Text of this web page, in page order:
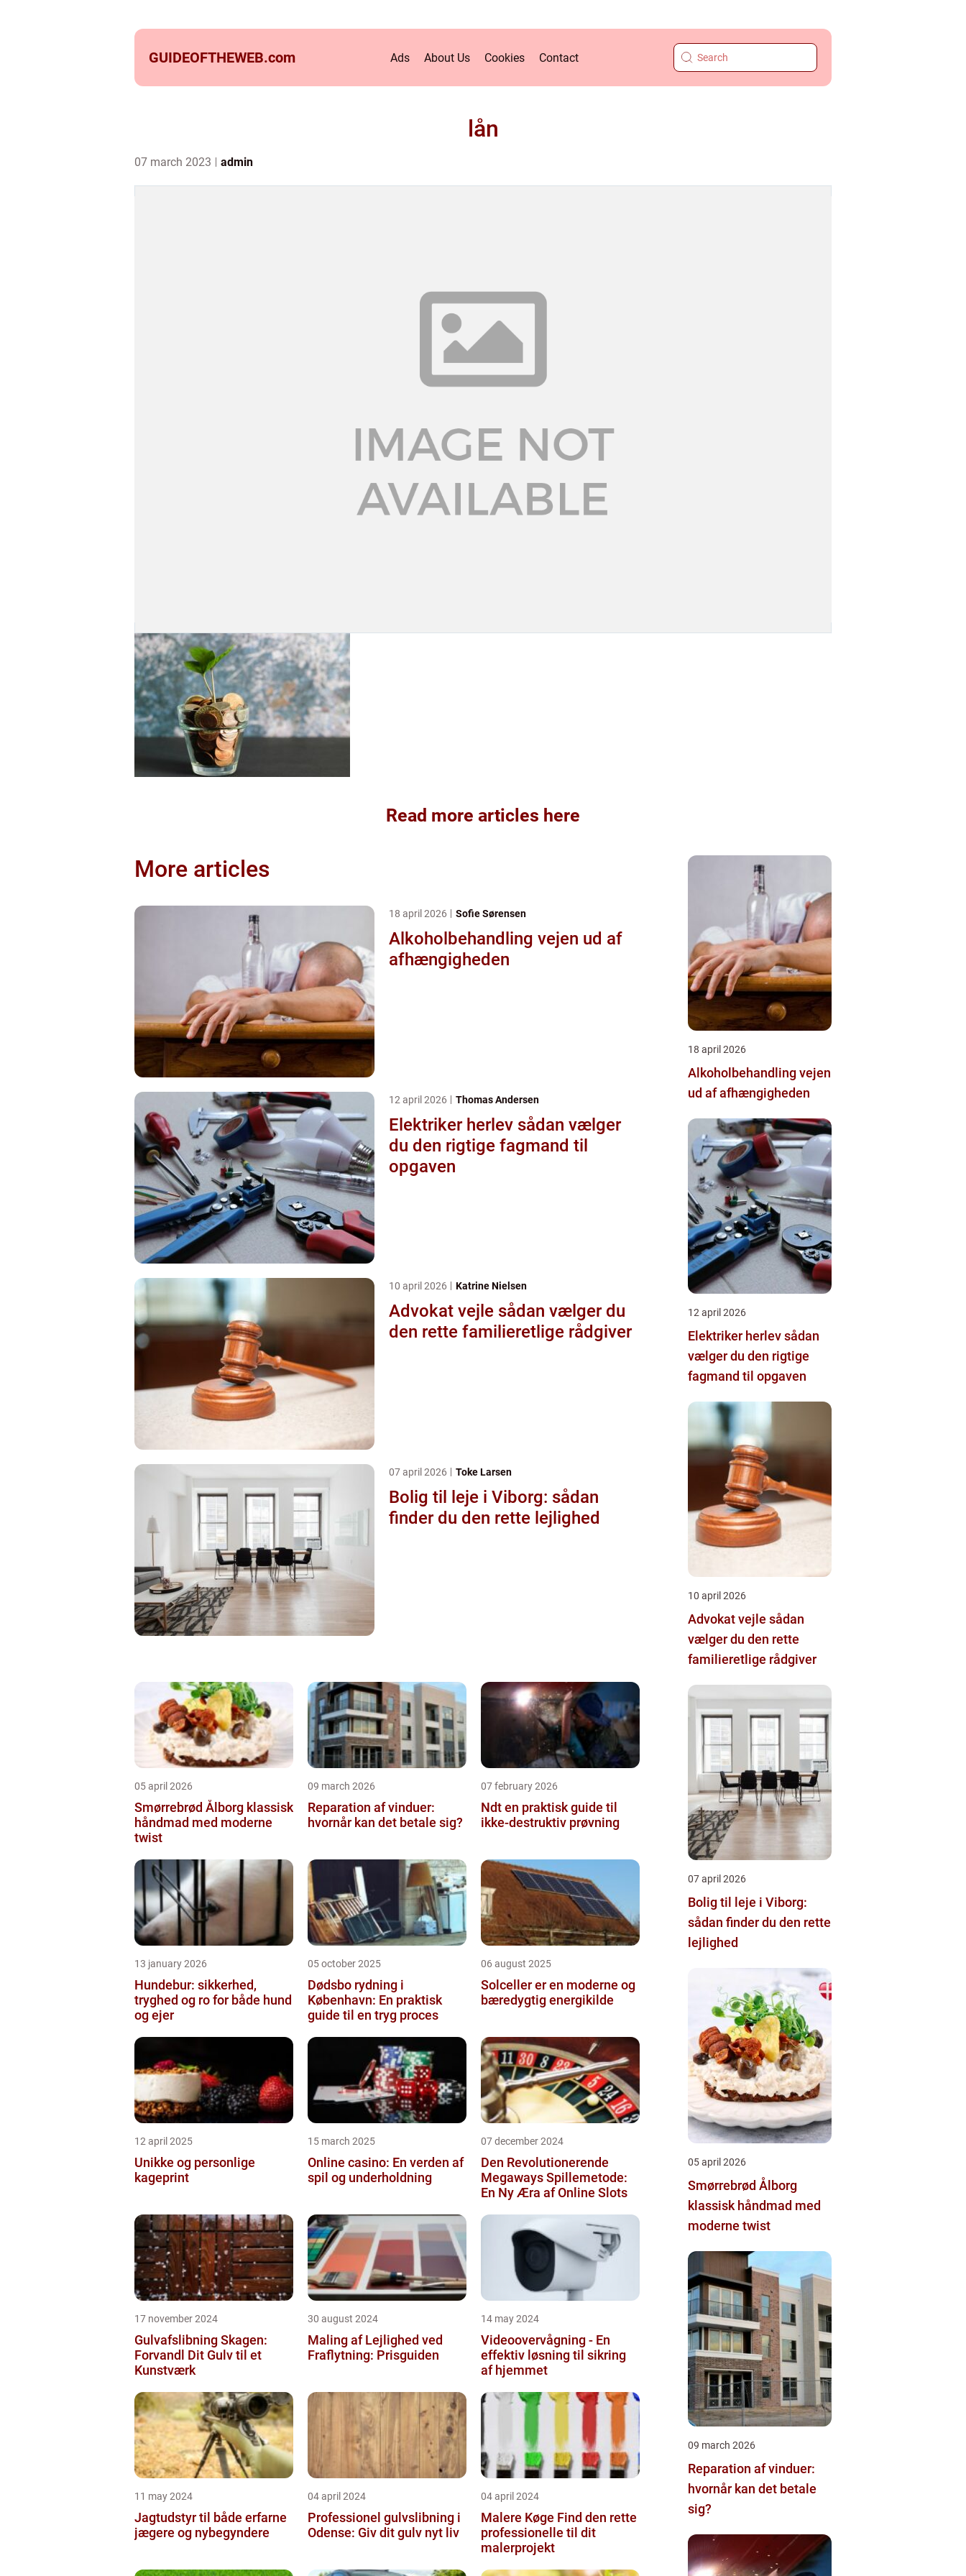
GUIDEOFTHEWEB.com Ads About Us Cookies Contact
lån
07 march 2023 admin
Read more articles here
More articles
18 april 2026 Sofie Sørensen
Alkoholbehandling vejen ud af
afhængigheden
12 april 2026 Thomas Andersen
Elektriker herlev sådan vælger
du den rigtige fagmand til
opgaven
10 april 2026 Katrine Nielsen
Advokat vejle sådan vælger du
den rette familieretlige rådgiver
07 april 2026 Toke Larsen
Bolig til leje i Viborg: sådan
finder du den rette lejlighed
05 april 2026
Smørrebrød Ålborg klassisk
håndmad med moderne
twist
09 march 2026
Reparation af vinduer:
hvornår kan det betale sig?
07 february 2026
Ndt en praktisk guide til
ikke-destruktiv prøvning
13 january 2026
Hundebur: sikkerhed,
tryghed og ro for både hund
og ejer
05 october 2025
Dødsbo rydning i
København: En praktisk
guide til en tryg proces
06 august 2025
Solceller er en moderne og
bæredygtig energikilde
12 april 2025
Unikke og personlige
kageprint
15 march 2025
Online casino: En verden af
spil og underholdning
07 december 2024
Den Revolutionerende
Megaways Spillemetode:
En Ny Æra af Online Slots
17 november 2024
Gulvafslibning Skagen:
Forvandl Dit Gulv til et
Kunstværk
30 august 2024
Maling af Lejlighed ved
Fraflytning: Prisguiden
14 may 2024
Videoovervågning - En
effektiv løsning til sikring
af hjemmet
11 may 2024
Jagtudstyr til både erfarne
jægere og nybegyndere
04 april 2024
Professionel gulvslibning i
Odense: Giv dit gulv nyt liv
04 april 2024
Malere Køge Find den rette
professionelle til dit
malerprojekt
18 april 2026
Alkoholbehandling vejen
ud af afhængigheden
12 april 2026
Elektriker herlev sådan
vælger du den rigtige
fagmand til opgaven
10 april 2026
Advokat vejle sådan
vælger du den rette
familieretlige rådgiver
07 april 2026
Bolig til leje i Viborg:
sådan finder du den rette
lejlighed
05 april 2026
Smørrebrød Ålborg
klassisk håndmad med
moderne twist
09 march 2026
Reparation af vinduer:
hvornår kan det betale
sig?